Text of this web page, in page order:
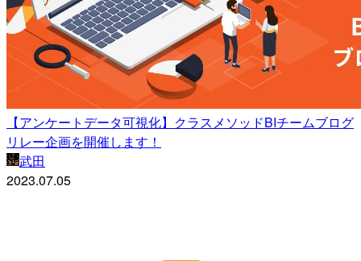
【アンケートデータ可視化】クラスメソッドBIチームブログ
リレー企画を開催します！
武田
2023.07.05